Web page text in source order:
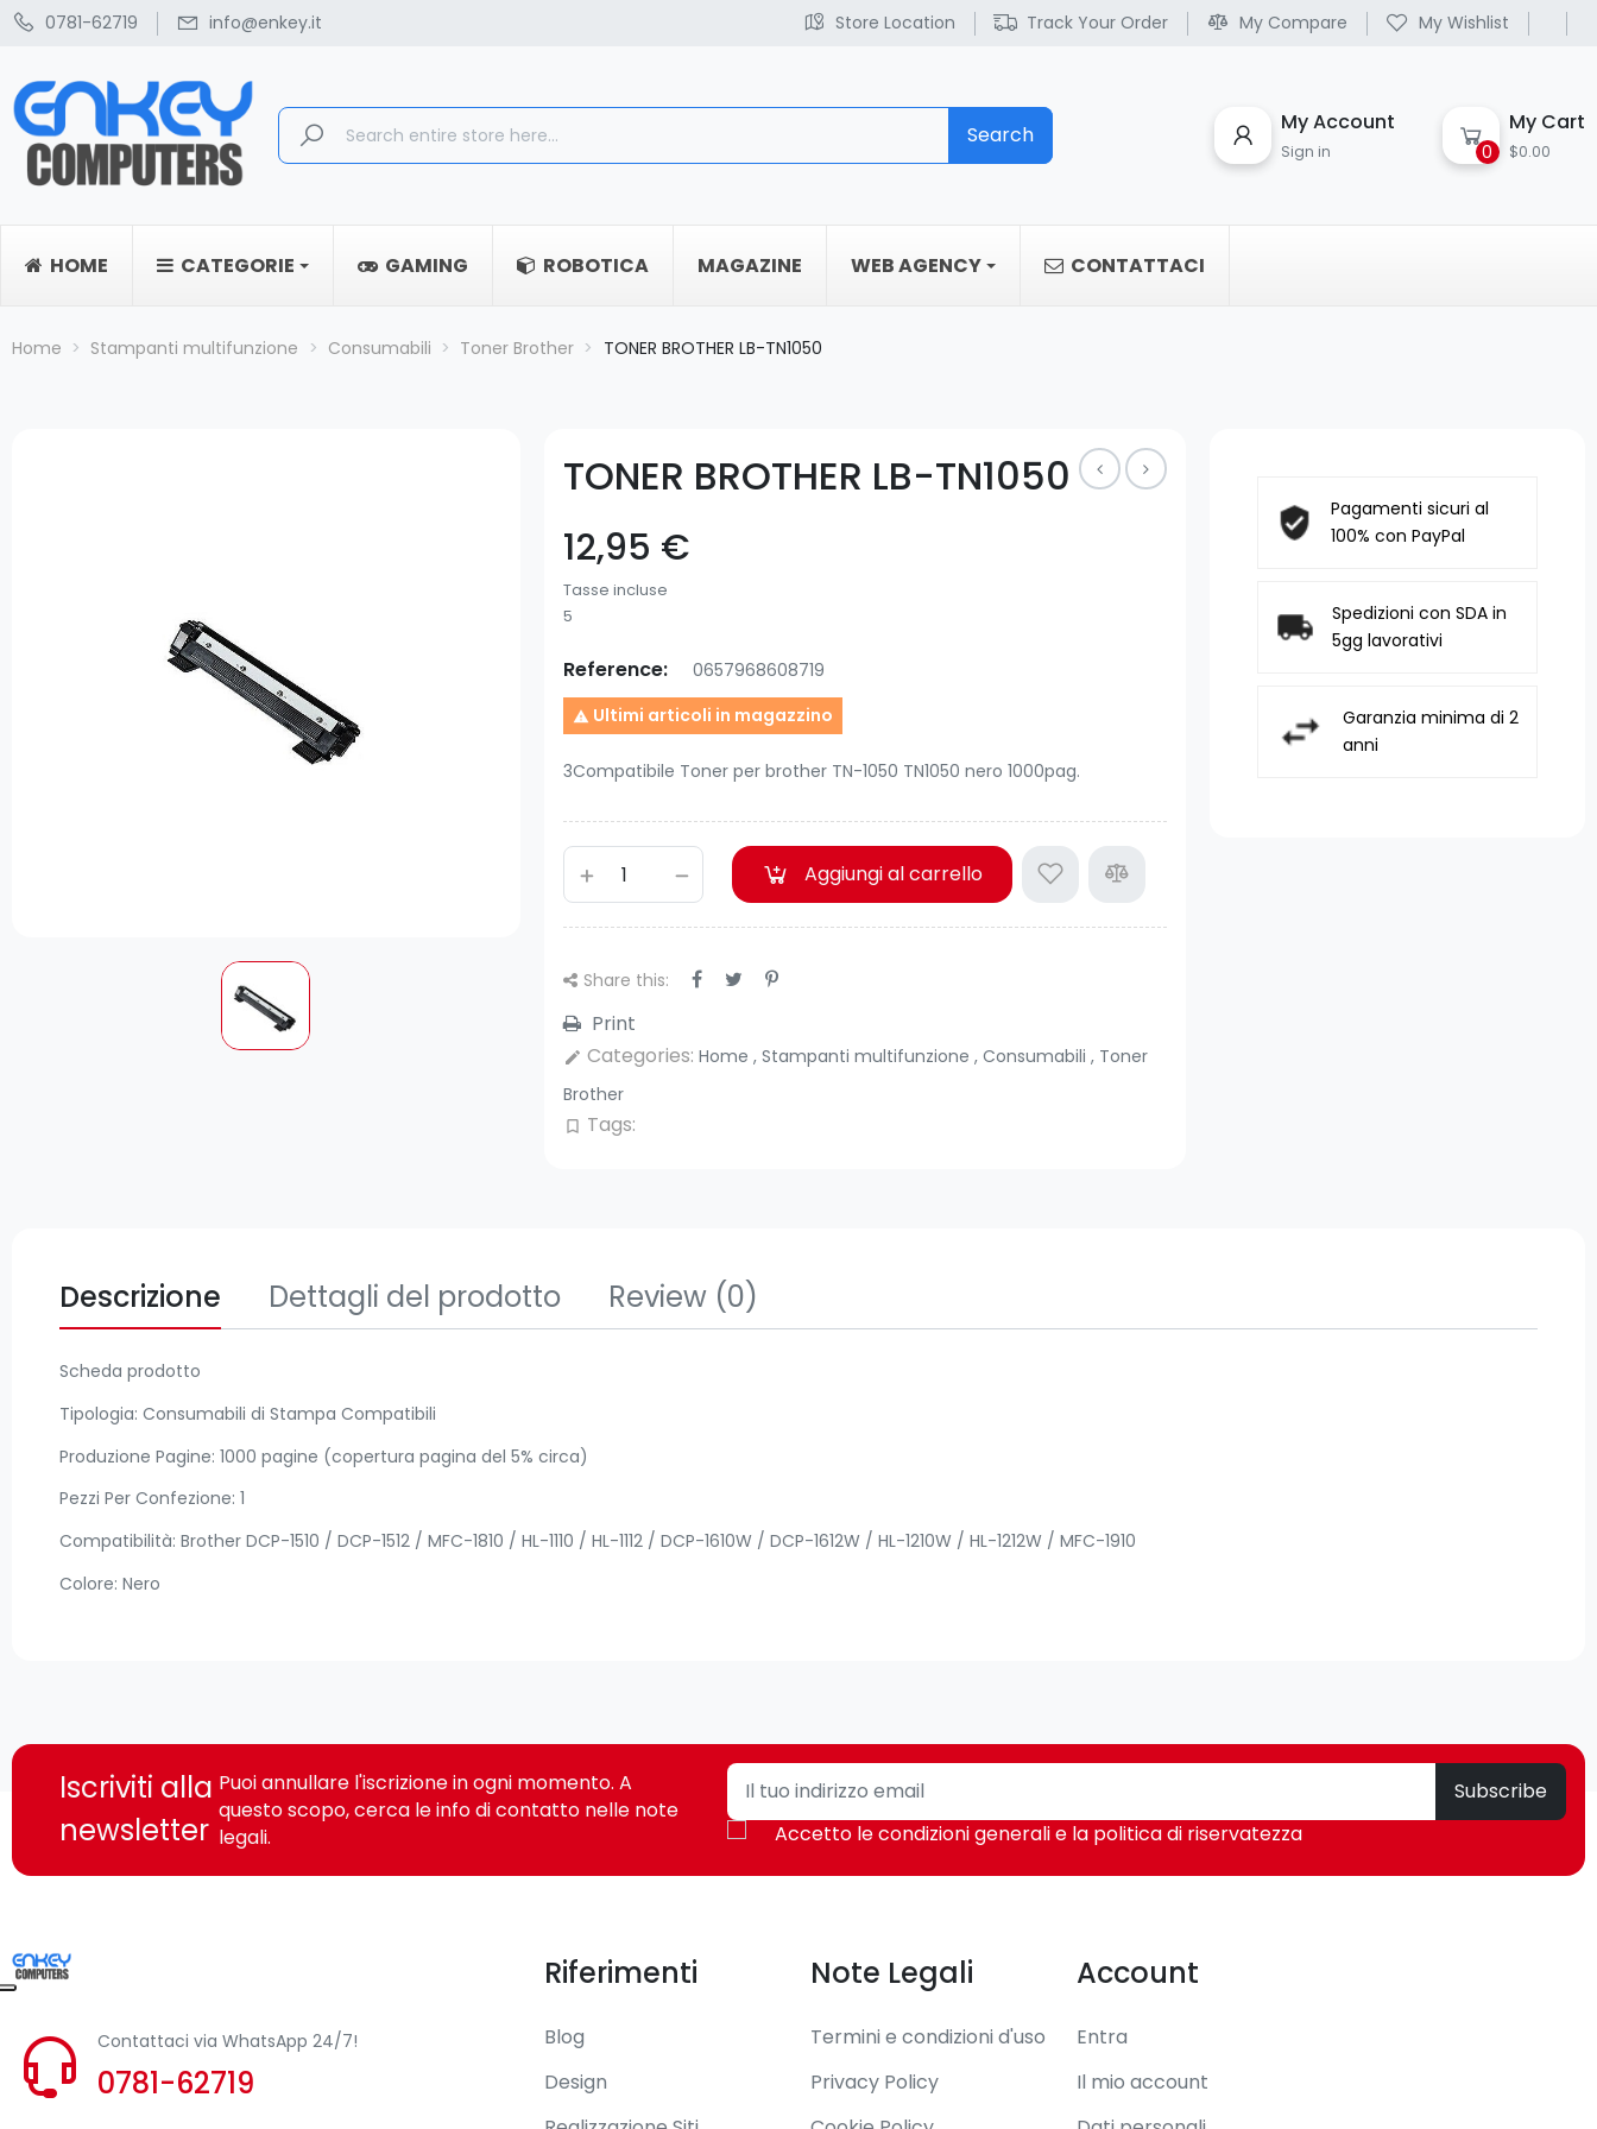
0781-62719 info@enkey.it Store Location Track Your Order My Compare My Wishlist
Search My Account
Sign in 0
My Cart
$0.00
HOME CATEGORIE GAMING ROBOTICA MAGAZINE WEB AGENCY CONTATTACI
Home Stampanti multifunzione Consumabili Toner Brother TONER BROTHER LB-TN1050
TONER BROTHER LB-TN1050
12,95 €
Tasse incluse
5
Reference: 0657968608719
 Ultimi articoli in magazzino
3Compatibile Toner per brother TN-1050 TN1050 nero 1000pag.
Aggiungi al carrello
Share this:
Print
edit Categories: Home , Stampanti multifunzione , Consumabili , Toner
Brother
bookmark_border Tags:
Pagamenti sicuri al
100% con PayPal
Spedizioni con SDA in
5gg lavorativi
Garanzia minima di 2
anni
Descrizione Dettagli del prodotto Review (0)
Scheda prodotto
Tipologia: Consumabili di Stampa Compatibili
Produzione Pagine: 1000 pagine (copertura pagina del 5% circa)
Pezzi Per Confezione: 1
Compatibilità: Brother DCP-1510 / DCP-1512 / MFC-1810 / HL-1110 / HL-1112 / DCP-1610W / DCP-1612W / HL-1210W / HL-1212W / MFC-1910
Colore: Nero
Iscriviti alla
newsletter
Puoi annullare l'iscrizione in ogni momento. A
questo scopo, cerca le info di contatto nelle note
legali.
Subscribe
Accetto le condizioni generali e la politica di riservatezza
Contattaci via WhatsApp 24/7!
0781-62719
Riferimenti
Blog
Design
Note Legali
Termini e condizioni d'uso
Privacy Policy
Account
Entra
Il mio account